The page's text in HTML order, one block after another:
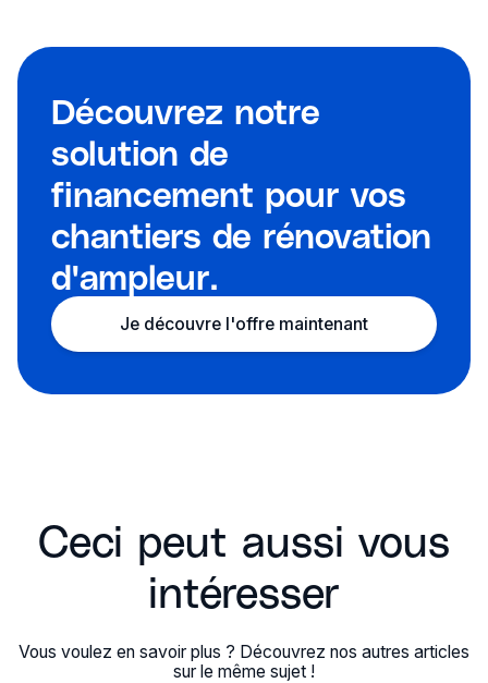
Découvrez notre
solution de
financement pour vos
chantiers de rénovation
d'ampleur.
Je découvre l'offre maintenant
Ceci peut aussi vous
intéresser
Vous voulez en savoir plus ? Découvrez nos autres articles
sur le même sujet !